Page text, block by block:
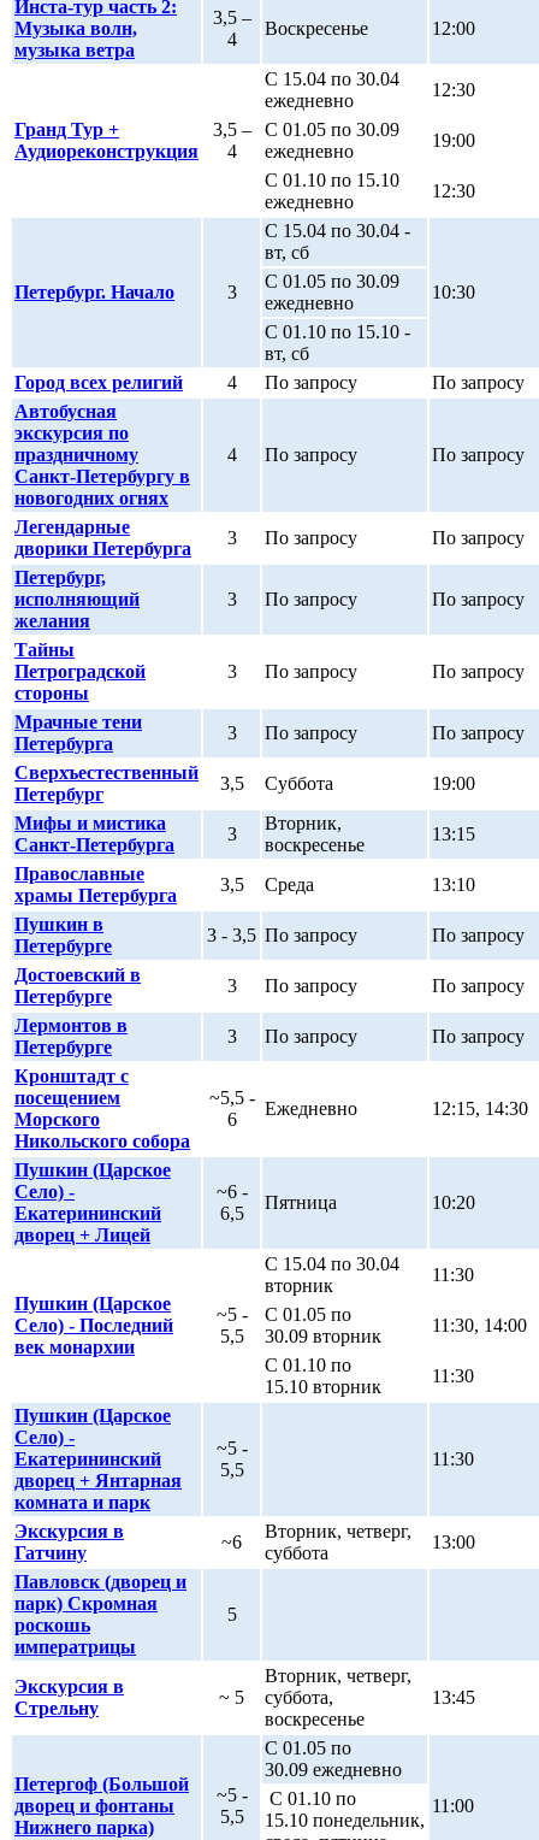
Инста-тур часть 2:
Музыка волн,
музыка ветра
3,5 –
4
Воскресенье 12:00
Гранд Тур +
Аудиореконструкция
3,5 –
4
С 15.04 по 30.04
ежедневно
12:30
С 01.05 по 30.09
ежедневно
19:00
С 01.10 по 15.10
ежедневно
12:30
Петербург. Начало 3
С 15.04 по 30.04 -
вт, сб
10:30
С 01.05 по 30.09
ежедневно
С 01.10 по 15.10 -
вт, сб
Город всех религий
4 По запросу
По запросу
Автобусная
экскурсия по
праздничному
Санкт-Петербургу в
новогодних огнях
4 По запросу По запросу
Легендарные
дворики Петербурга
3 По запросу
По запросу
Петербург,
исполняющий
желания
3 По запросу По запросу
Тайны
Петроградской
стороны
3 По запросу По запросу
Мрачные тени
Петербурга
3 По запросу
По запросу
Сверхъестественный
Петербург
3,5 Суббота
19:00
Мифы и мистика
Санкт-Петербурга
3
Вторник,
воскресенье
13:15
Православные
храмы Петербурга
3,5 Среда
13:10
Пушкин в
Петербурге
3 - 3,5 По запросу
По запросу
Достоевский в
Петербурге
3 По запросу
По запросу
Лермонтов в
Петербурге
3 По запросу
По запросу
Кронштадт с
посещением
Морского
Никольского собора
~5,5 -
6
Ежедневно 12:15, 14:30
Пушкин (Царское
Село) -
Екатерининский
дворец + Лицей
~6 -
6,5
Пятница 10:20
Пушкин (Царское
Село) - Последний
век монархии
~5 -
5,5
С 15.04 по 30.04
вторник
11:30
С 01.05 по
30.09 вторник
11:30, 14:00
С 01.10 по
15.10 вторник
11:30
Пушкин (Царское
Село) -
Екатерининский
дворец + Янтарная
комната и парк
~5 -
5,5
11:30
Экскурсия в
Гатчину
~6
Вторник, четверг,
суббота
13:00
Павловск (дворец и
парк) Скромная
роскошь
императрицы
5
Экскурсия в
Стрельну
~ 5
Вторник, четверг,
суббота,
воскресенье
13:45
Петергоф (Большой
дворец и фонтаны
Нижнего парка)
~5 -
5,5
С 01.05 по
30.09 ежедневно
11:00
С 01.10 по
15.10 понедельник,